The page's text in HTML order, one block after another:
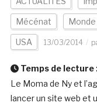
Mécénat Monde
USA 13/03/2014
Temps de lecture
Le Moma de Ny et
lancer un site web et